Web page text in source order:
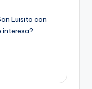
Luisito con
interesa?